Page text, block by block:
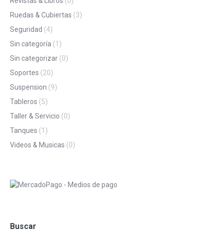
Ruedas & Cubiertas (3)
Seguridad (4)
Sin categoría (1)
Sin categorizar (0)
Soportes (20)
Suspension (9)
Tableros (5)
Taller & Servicio (0)
Tanques (1)
Videos & Musicas (0)
Buscar